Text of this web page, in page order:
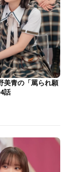
美青の「罵られ願
話